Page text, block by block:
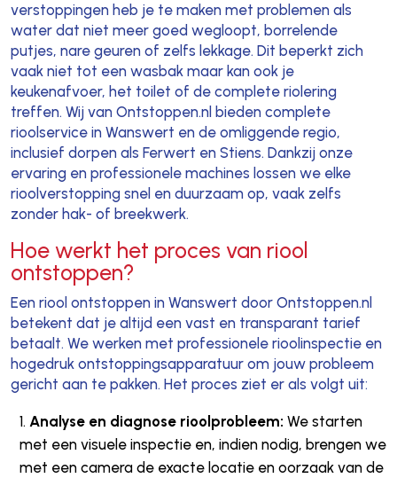
verstoppingen heb je te maken met problemen als
water dat niet meer goed wegloopt, borrelende
putjes, nare geuren of zelfs lekkage. Dit beperkt zich
vaak niet tot een wasbak maar kan ook je
keukenafvoer, het toilet of de complete riolering
treffen. Wij van Ontstoppen.nl bieden complete
rioolservice in Wanswert en de omliggende regio,
inclusief dorpen als Ferwert en Stiens. Dankzij onze
ervaring en professionele machines lossen we elke
rioolverstopping snel en duurzaam op, vaak zelfs
zonder hak- of breekwerk.
Hoe werkt het proces van riool
ontstoppen?
Een riool ontstoppen in Wanswert door Ontstoppen.nl
betekent dat je altijd een vast en transparant tarief
betaalt. We werken met professionele rioolinspectie en
hogedruk ontstoppingsapparatuur om jouw probleem
gericht aan te pakken. Het proces ziet er als volgt uit:
Analyse en diagnose rioolprobleem: We starten
met een visuele inspectie en, indien nodig, brengen we
met een camera de exacte locatie en oorzaak van de